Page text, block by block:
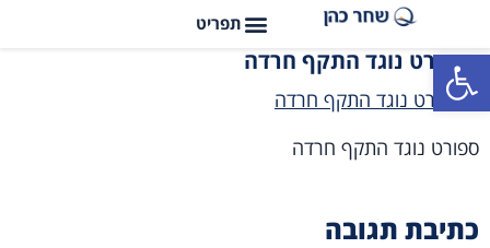
פתח סרגל נגישות
ספורט נוגד התקף חרדה
ספורט נוגד התקף חרדה
כתיבת תגובה